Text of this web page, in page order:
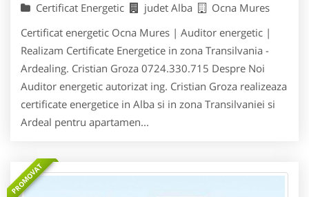
Certificat Energetic judet Alba
Ocna Mures
Certificat energetic Ocna Mures | Auditor energetic |
Realizam Certificate Energetice in zona Transilvania -
Ardealing. Cristian Groza 0724.330.715 Despre Noi
Auditor energetic autorizat ing. Cristian Groza realizeaza
certificate energetice in Alba si in zona Transilvaniei si
Ardeal pentru apartamen...
PROMOVAT